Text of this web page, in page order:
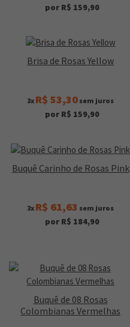
por R$ 159,90
Brisa de Rosas Yellow
3x R$ 53,30 sem juros
por R$ 159,90
Buquê Carinho de Rosas Pink
3x R$ 61,63 sem juros
por R$ 184,90
Buquê de 08 Rosas
Colombianas Vermelhas